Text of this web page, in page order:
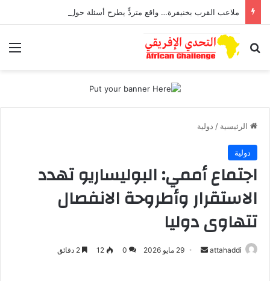
بحث عن
الرئيسية / دولية
دولية
اجتماع أممي: البوليساريو تهدد
الاستقرار وأطروحة الانفصال
تتهاوى دوليا
attahaddi 29 مايو 2026 0
12